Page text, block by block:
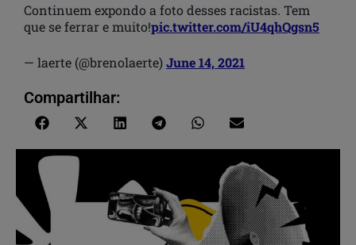
Continuem expondo a foto desses racistas. Tem
que se ferrar e muito!pic.twitter.com/iU4qhQgsn5
— laerte (@brenolaerte)June 14, 2021
Compartilhar: